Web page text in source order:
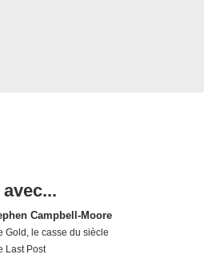
Campbell-Moore
Gold, le casse du siècle
Last Post